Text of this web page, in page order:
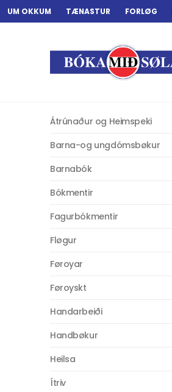
UM OKKUM TÆNASTUR FORLØG
Átrúnaður og Heimspeki
Barna-og ungdómsbøkur
Barnabók
Bókmentir
Fagurbókmentir
Fløgur
Føroyar
Føroyskt
Handarbeiði
Handbøkur
Heilsa
Ítriv